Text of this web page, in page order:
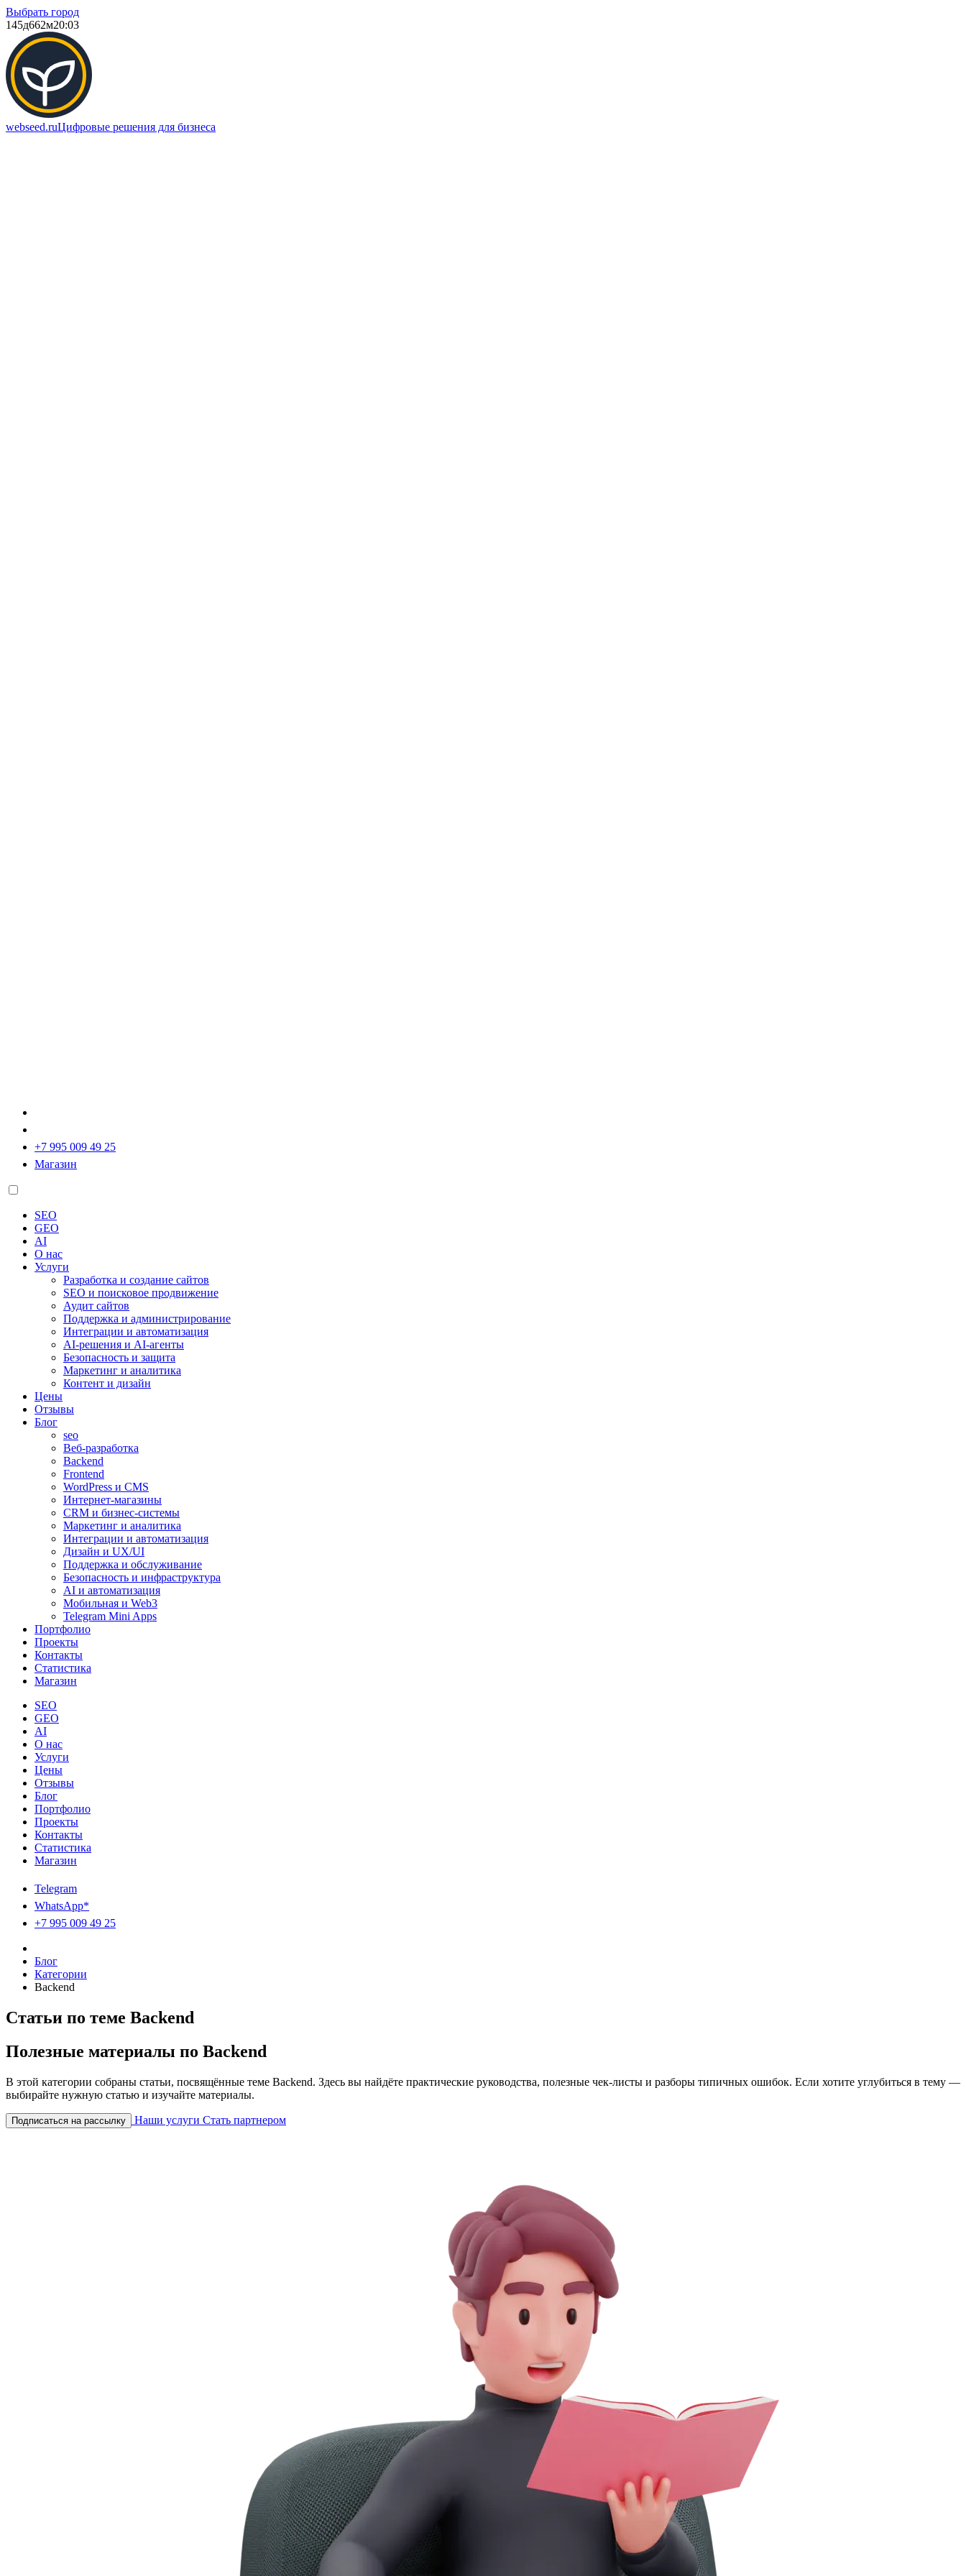
Выбрать город
145д662м20:03
webseed.ruЦифровые решения для бизнеса
+7 995 009 49 25
Магазин
SEO
GEO
AI
О нас
Услуги
Разработка и создание сайтов
SEO и поисковое продвижение
Аудит сайтов
Поддержка и администрирование
Интеграции и автоматизация
AI-решения и AI-агенты
Безопасность и защита
Маркетинг и аналитика
Контент и дизайн
Цены
Отзывы
Блог
seo
Веб-разработка
Backend
Frontend
WordPress и CMS
Интернет-магазины
CRM и бизнес-системы
Маркетинг и аналитика
Интеграции и автоматизация
Дизайн и UX/UI
Поддержка и обслуживание
Безопасность и инфраструктура
AI и автоматизация
Мобильная и Web3
Telegram Mini Apps
Портфолио
Проекты
Контакты
Статистика
Магазин
SEO
GEO
AI
О нас
Услуги
Цены
Отзывы
Блог
Портфолио
Проекты
Контакты
Статистика
Магазин
Telegram
WhatsApp*
+7 995 009 49 25
Блог
Категории
Backend
Статьи по теме Backend
Полезные материалы по Backend
В этой категории собраны статьи, посвящённые теме Backend. Здесь вы найдёте практические руководства, полезные чек-листы и разборы типичных ошибок. Если хотите углубиться в тему —
выбирайте нужную статью и изучайте материалы.
Подписаться на рассылку Наши услуги Стать партнером